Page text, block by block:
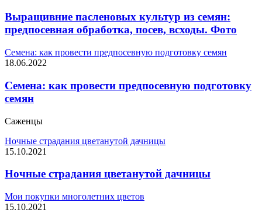
Выращивние пасленовых культур из семян:
предпосевная обработка, посев, всходы. Фото
Семена: как провести предпосевную подготовку семян
18.06.2022
Семена: как провести предпосевную подготовку
семян
Саженцы
Ночные страдания цветанутой дачницы
15.10.2021
Ночные страдания цветанутой дачницы
Мои покупки многолетних цветов
15.10.2021